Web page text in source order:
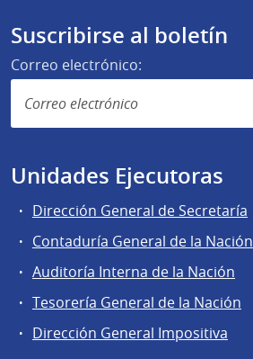
Suscribirse al boletín
Correo electrónico:
Unidades Ejecutoras
Dirección General de Secretaría
Contaduría General de la Nación
Auditoría Interna de la Nación
Tesorería General de la Nación
Dirección General Impositiva